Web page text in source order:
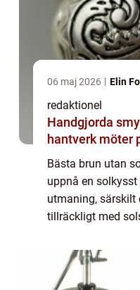
06 maj 2026 Elin
redaktionel
Handgjorda
hantverk möter
Bästa brun utan
uppnå en
utmaning, särskilt
tillräckligt med
sådana fall kan
ansi...